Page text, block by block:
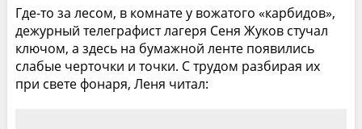
Где-то за лесом, в комнате у вожатого «карбидов»,
дежурный телеграфист лагеря Сеня Жуков стучал
ключом, а здесь на бумажной ленте появились
слабые черточки и точки. С трудом разбирая их
при свете фонаря, Леня читал: